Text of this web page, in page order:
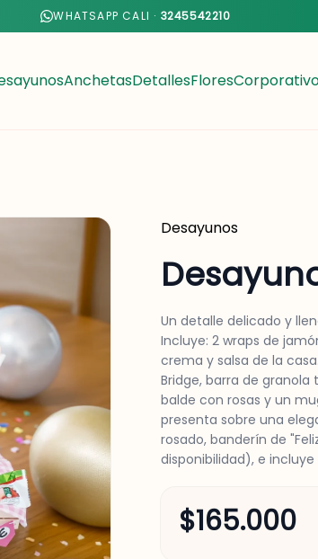
WHATSAPP CALI · 3245542210
AnchetasDetallesFlores
Desayunos
Un detalle delicado y
Incluye: 2 wraps de
crema y salsa de la
Bridge, barra de
balde con rosas y un
presenta sobre una
rosado, banderín de
disponibilidad), e
$165.000